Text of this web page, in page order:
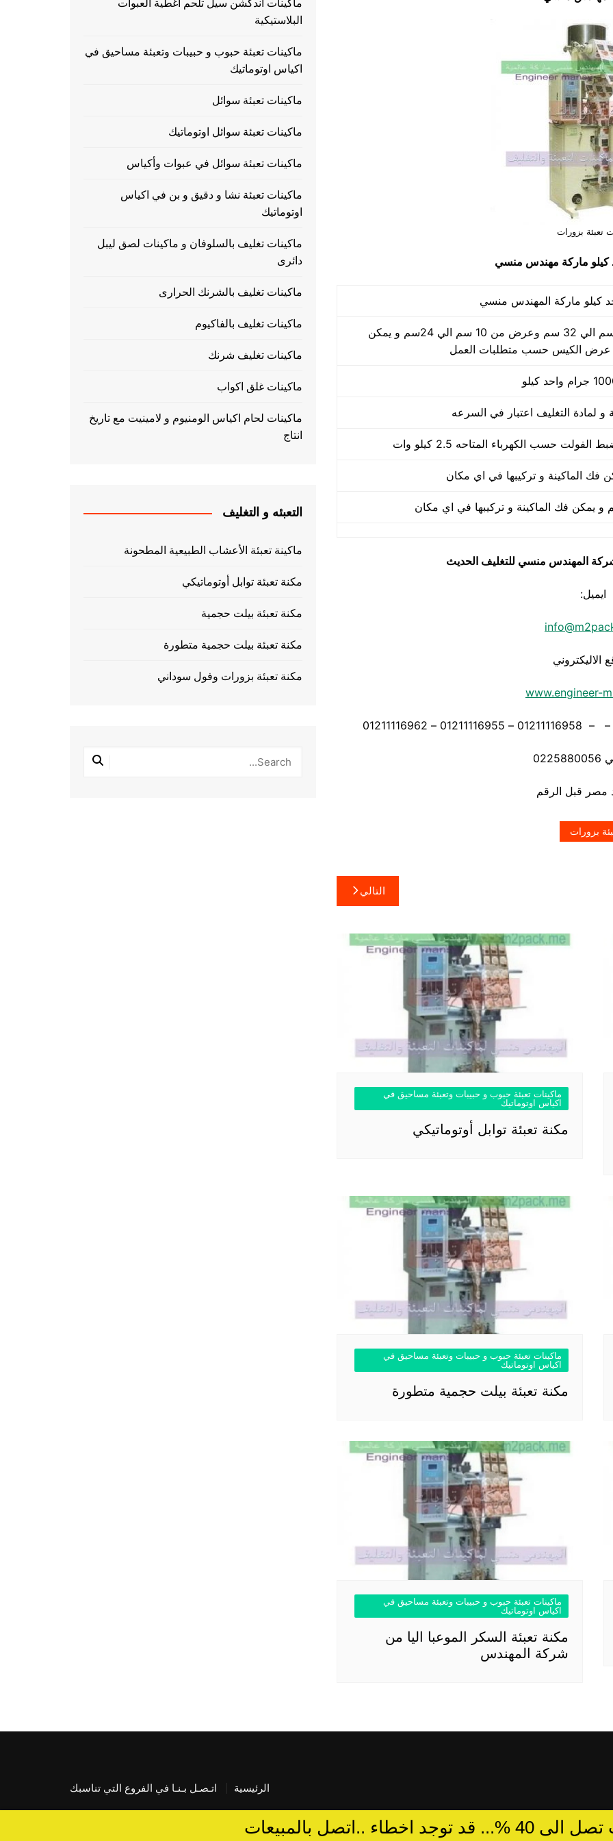
تعبئة بزورات
طول الكيس من 10 سم الي 32 سم وعرض من 10 سم الي 24سم و يمكن
عرض الكيس حسب متطلبات العمل
شركة المهندس منسي للتغليف الحديث
ايميل:
الاليكتروني
www.engineer-
بزورات
التالي
ماكينات تعبئة حبوب و حبيبات وتعبئة مساحيق في
اكياس اوتوماتيك
مكنة تعبئة توابل أوتوماتيكي
ماكينات تعبئة حبوب و حبيبات وتعبئة مساحيق في
اكياس اوتوماتيك
مكنة تعبئة بيلت حجمية متطورة
ماكينات تعبئة حبوب و حبيبات وتعبئة مساحيق في
اكياس اوتوماتيك
مكنة تعبئة السكر الموعبا اليا من
شركة المهندس
ماكينات اندكشن سيل تلحم اغطية العبوات
البلاستيكية
ماكينات تعبئة حبوب و حبيبات وتعبئة مساحيق في
اكياس اوتوماتيك
ماكينات تعبئة سوائل
ماكينات تعبئة سوائل اوتوماتيك
ماكينات تعبئة سوائل في عبوات وأكياس
ماكينات تعبئة نشا و دقيق و بن في اكياس
اوتوماتيك
ماكينات تغليف بالسلوفان و ماكينات لصق ليبل
دائرى
ماكينات تغليف بالشرنك الحرارى
ماكينات تغليف بالفاكيوم
ماكينات تغليف شرنك
ماكينات غلق اكواب
ماكينات لحام اكياس الومنيوم و لامينيت مع تاريخ
انتاج
التعبئه و التغليف
ماكينة تعبئة الأعشاب الطبيعية المطحونة
مكنة تعبئة توابل أوتوماتيكي
مكنة تعبئة بيلت حجمية
مكنة تعبئة بيلت حجمية متطورة
مكنة تعبئة بزورات وفول سوداني
الرئيسية اتـصـل بـنـا في الفروع التي تناسبك
اخطاء ..اتصل بالمبيعات